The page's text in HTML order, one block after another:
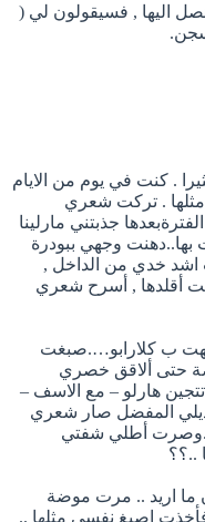
اليها , فسيقولون لي (
. كنت في يوم من الايام
. تركت شعري
جذبتني مارلينا
وجهي ببودرة
اشد خدي من الداخل ,
أقلدها , أسرح شعري
ب كلارابو….صبغت
حتى ألاقق خصري
هارلو – مع الاسف –
المفضل صار شعري
..وصرت أطلي شفتي
..؟؟
اريد .. مرت موضة
فأخذت اصبغ نفسي مثلها ..